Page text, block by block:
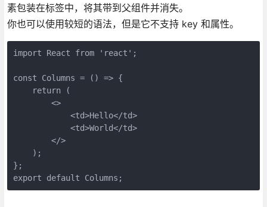
素包装在标签中，将其带到父组件并消失。
你也可以使用较短的语法，但是它不支持 key 和属性。
import React from 'react';
const Columns = () => {
    return (
        <>
            <td>Hello</td>
            <td>World</td>
        </>
    );
};
export default Columns;